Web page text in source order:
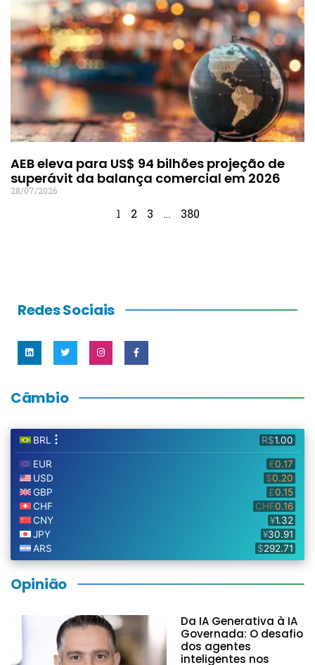
AEB eleva para US$ 94 bilhões projeção de
superávit da balança comercial em 2026
28/07/2026
1 2 3 … 380
Redes Sociais
Câmbio
Opinião
Da IA Generativa à IA
Governada: O desafio
dos agentes
inteligentes nos